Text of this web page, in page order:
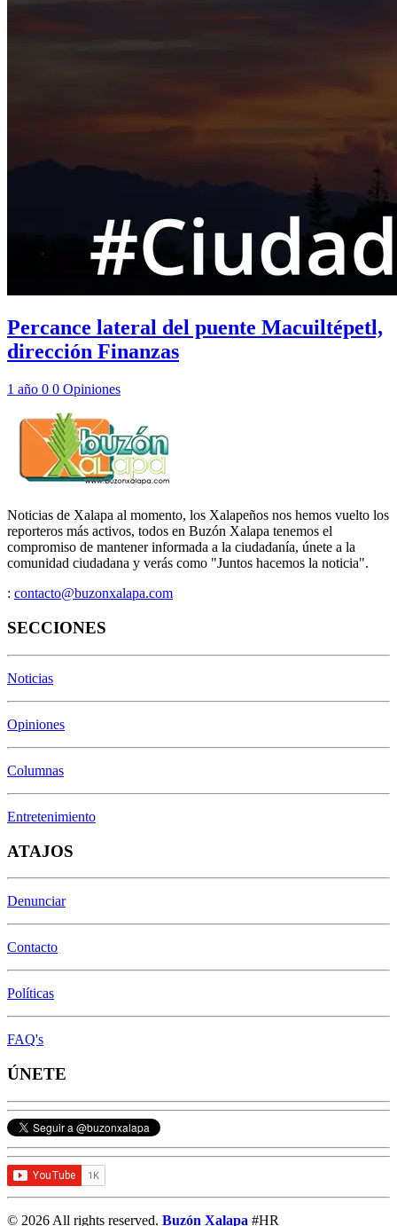
Percance lateral del puente Macuiltépetl,
dirección Finanzas
1 año 0 0 Opiniones
Noticias de Xalapa al momento, los Xalapeños nos hemos vuelto los
reporteros más activos, todos en Buzón Xalapa tenemos el
compromiso de mantener informada a la ciudadanía, únete a la
comunidad ciudadana y verás como "Juntos hacemos la noticia".
: contacto@buzonxalapa.com
SECCIONES
Noticias
Opiniones
Columnas
Entretenimiento
ATAJOS
Denunciar
Contacto
Políticas
FAQ's
ÚNETE
© 2026 All rights reserved. Buzón Xalapa #HR